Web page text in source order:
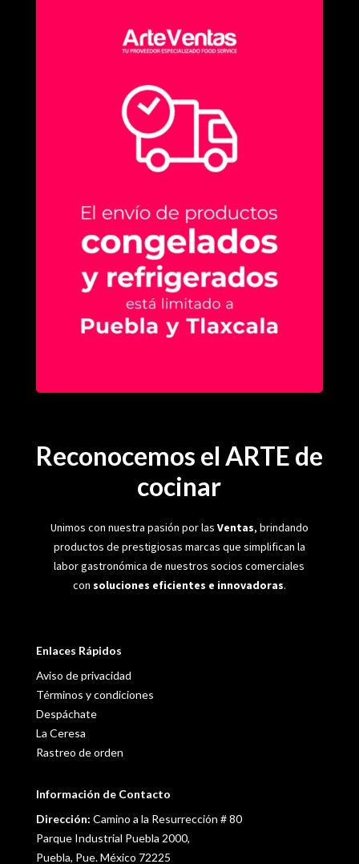
Reconocemos el ARTE de
cocinar
Unimos con nuestra pasión por las Ventas, brindando
productos de prestigiosas marcas que simplifican la
labor gastronómica de nuestros socios comerciales
con soluciones eficientes e innovadoras.
Enlaces Rápidos
Aviso de privacidad
Términos y condiciones
Despáchate
La Ceresa
Rastreo de orden
Información de Contacto
Dirección: Camino a la Resurrección # 80
Parque Industrial Puebla 2000,
Puebla, Pue. México 72225